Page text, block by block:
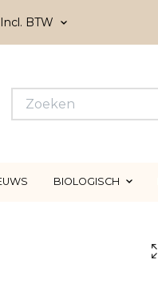
Incl. BTW
BIOLOGISCH